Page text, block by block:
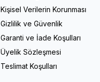
Kişisel Verilerin Korunması
Gizlilik ve Güvenlik
Garanti ve İade Koşulları
Üyelik Sözleşmesi
Teslimat Koşulları